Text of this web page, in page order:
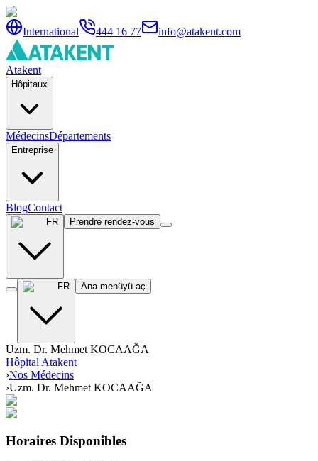
International 444 16 77 info@atakent.com
Atakent
Hôpitaux
MédecinsDépartements
Entreprise
BlogContact
FR Prendre rendez-vous
FR Ana menüyü aç
Uzm. Dr. Mehmet KOCAAĞA
Hôpital Atakent
›Nos Médecins
›Uzm. Dr. Mehmet KOCAAĞA
Horaires Disponibles